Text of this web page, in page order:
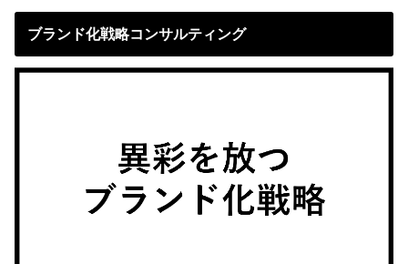
ブランド化戦略コンサルティング